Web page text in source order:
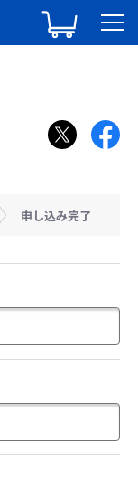
申し込み完了